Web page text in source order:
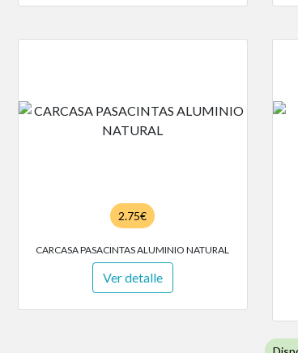
2.75€
CARCASA PASACINTAS ALUMINIO NATURAL
Ver detalle